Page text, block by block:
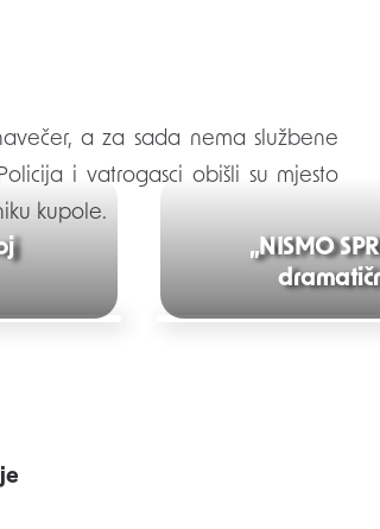
a za sada nema službene
i vatrogasci obišli su mjesto
kupole.
„NISMO